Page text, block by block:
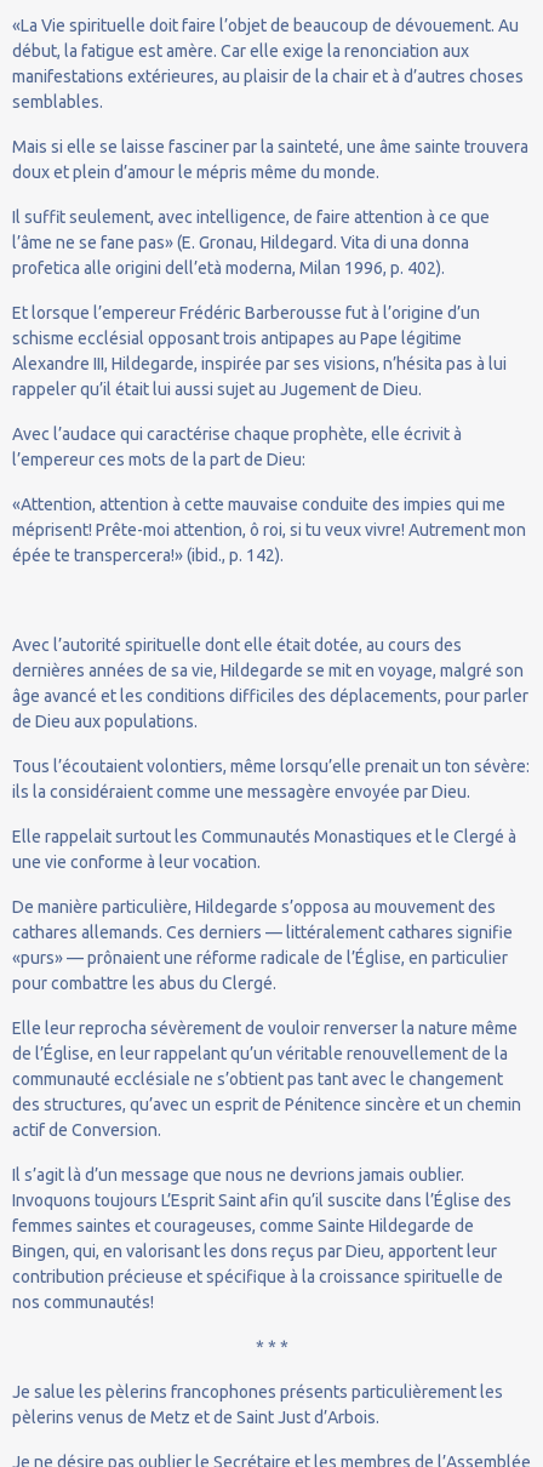
«La Vie spirituelle doit faire l’objet de beaucoup de dévouement. Au
début, la fatigue est amère. Car elle exige la renonciation aux
manifestations extérieures, au plaisir de la chair et à d’autres choses
semblables.
Mais si elle se laisse fasciner par la sainteté, une âme sainte trouvera
doux et plein d’amour le mépris même du monde.
Il suffit seulement, avec intelligence, de faire attention à ce que
l’âme ne se fane pas» (E. Gronau, Hildegard. Vita di una donna
profetica alle origini dell’età moderna, Milan 1996, p. 402).
Et lorsque l’empereur Frédéric Barberousse fut à l’origine d’un
schisme ecclésial opposant trois antipapes au Pape légitime
Alexandre III, Hildegarde, inspirée par ses visions, n’hésita pas à lui
rappeler qu’il était lui aussi sujet au Jugement de Dieu.
Avec l’audace qui caractérise chaque prophète, elle écrivit à
l’empereur ces mots de la part de Dieu:
«Attention, attention à cette mauvaise conduite des impies qui me
méprisent! Prête-moi attention, ô roi, si tu veux vivre! Autrement mon
épée te transpercera!» (ibid., p. 142).
Avec l’autorité spirituelle dont elle était dotée, au cours des
dernières années de sa vie, Hildegarde se mit en voyage, malgré son
âge avancé et les conditions difficiles des déplacements, pour parler
de Dieu aux populations.
Tous l’écoutaient volontiers, même lorsqu’elle prenait un ton sévère:
ils la considéraient comme une messagère envoyée par Dieu.
Elle rappelait surtout les Communautés Monastiques et le Clergé à
une vie conforme à leur vocation.
De manière particulière, Hildegarde s’opposa au mouvement des
cathares allemands. Ces derniers — littéralement cathares signifie
«purs» — prônaient une réforme radicale de l’Église, en particulier
pour combattre les abus du Clergé.
Elle leur reprocha sévèrement de vouloir renverser la nature même
de l’Église, en leur rappelant qu’un véritable renouvellement de la
communauté ecclésiale ne s’obtient pas tant avec le changement
des structures, qu’avec un esprit de Pénitence sincère et un chemin
actif de Conversion.
Il s’agit là d’un message que nous ne devrions jamais oublier.
Invoquons toujours L’Esprit Saint afin qu’il suscite dans l’Église des
femmes saintes et courageuses, comme Sainte Hildegarde de
Bingen, qui, en valorisant les dons reçus par Dieu, apportent leur
contribution précieuse et spécifique à la croissance spirituelle de
nos communautés!
* * *
Je salue les pèlerins francophones présents particulièrement les
pèlerins venus de Metz et de Saint Just d’Arbois.
Je ne désire pas oublier le Secrétaire et les membres de l’Assemblée